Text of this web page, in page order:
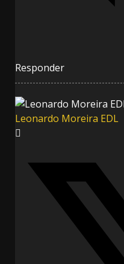
Responder
Leonardo Moreira EDL